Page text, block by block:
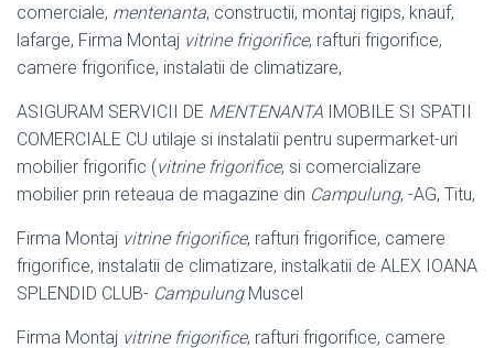
comerciale, mentenanta, constructii, montaj rigips, knauf,
lafarge, Firma Montaj vitrine frigorifice, rafturi frigorifice,
camere frigorifice, instalatii de climatizare,
ASIGURAM SERVICII DE MENTENANTA IMOBILE SI SPATII
COMERCIALE CU utilaje si instalatii pentru supermarket-uri
mobilier frigorific (vitrine frigorifice, si comercializare
mobilier prin reteaua de magazine din Campulung, -AG, Titu,
Firma Montaj vitrine frigorifice, rafturi frigorifice, camere
frigorifice, instalatii de climatizare, instalkatii de ALEX IOANA
SPLENDID CLUB- CampulungMuscel
Firma Montaj vitrine frigorifice, rafturi frigorifice, camere